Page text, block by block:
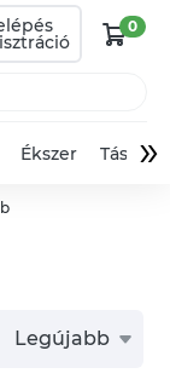
0
Ékszer Táska»
Legújabb